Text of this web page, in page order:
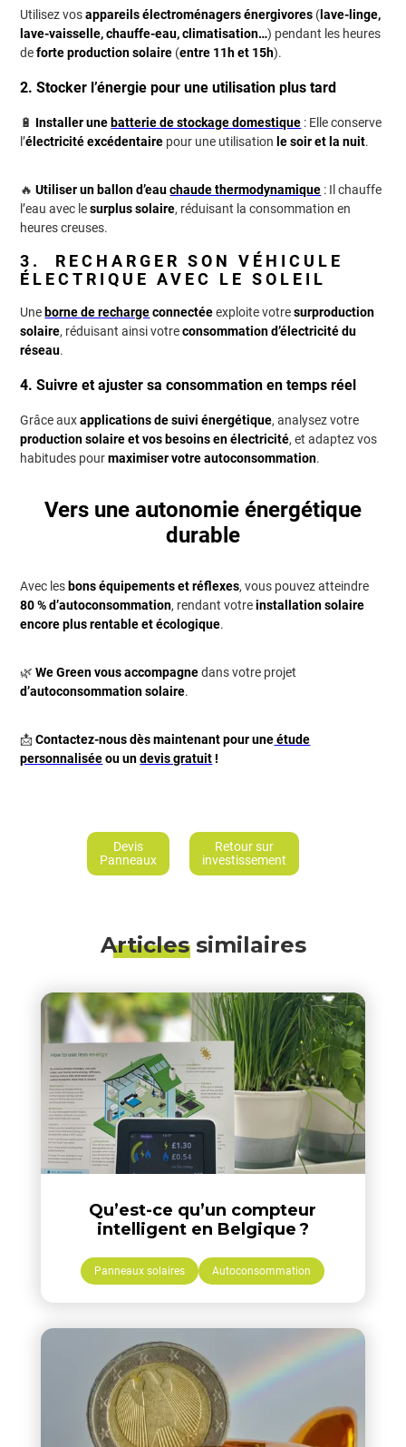
Utilisez vosappareils électroménagers énergivores ( lave-linge,
lave-vaisselle, chauffe-eau, climatisation…) pendant les heures
deforte production solaire (entre 11h et 15h).
2. Stocker l’énergie pour une utilisation plus tard
🔋 Installer une batterie de stockage domestique : Elle conserve
l’électricité excédentaire pour une utilisation le soir et la nuit.
🔥Utiliser un ballon d’eauchaude thermodynamique : Il chauffe
l’eau avec lesurplus solaire, réduisant la consommation en
heures creuses.
3. RECHARGER SON VÉHICULE
ÉLECTRIQUE AVEC LE SOLEIL
Une borne de rechargeconnectéeexploite votresurproduction
solaire, réduisant ainsi votreconsommation d’électricité du
réseau.
4. Suivre et ajuster sa consommation en temps réel
Grâce auxapplications de suivi énergétique, analysez votre
production solaire et vos besoins en électricité, et adaptez vos
habitudes pourmaximiser votre autoconsommation.
Vers une autonomie énergétique
durable
Avec les bons équipements et réflexes, vous pouvez atteindre
80 % d’autoconsommation, rendant votreinstallation solaire
encore plus rentable et écologique.
🌿We Green vous accompagnedans votre projet
d’autoconsommation solaire.
📩Contactez-nous dès maintenant pour uneétude
personnaliséeou undevis gratuit!
Devis
Panneaux
Retour sur
investissement
Articles similaires
Qu’est-ce qu’un compteur
intelligent en Belgique ?
Panneaux solaires Autoconsommation